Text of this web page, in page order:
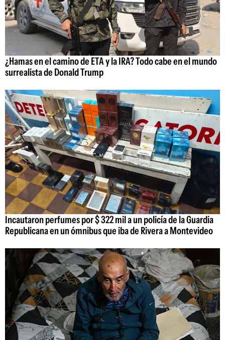
¿Hamas en el camino de ETA y la IRA? Todo cabe en el mundo
surrealista de Donald Trump
Incautaron perfumes por $ 322 mil a un policía de la Guardia
Republicana en un ómnibus que iba de Rivera a Montevideo